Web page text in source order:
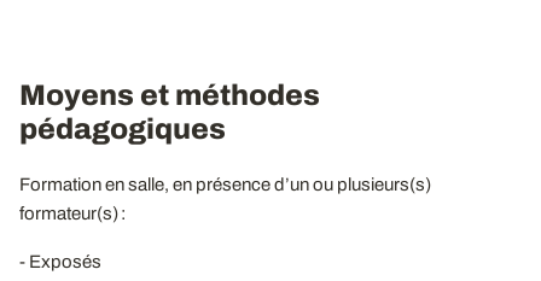
Moyens et méthodes
pédagogiques
Formation en salle, en présence d’un ou plusieurs(s)
formateur(s) :
- Exposés